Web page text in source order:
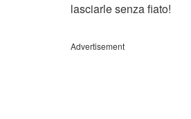
lasciarle senza fiato!
Advertisement